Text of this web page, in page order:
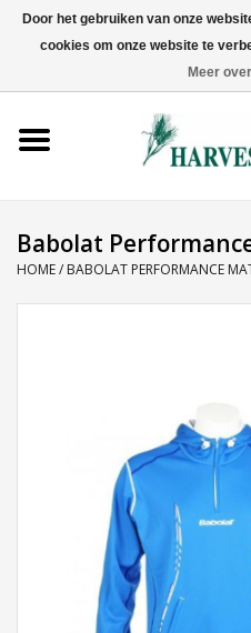
Tenniskleding
Sponsoring
Babolat
HOME/ BABOLAT PERFORMANCE
Door het gebruiken van onze
cookies om onze website te
Meer